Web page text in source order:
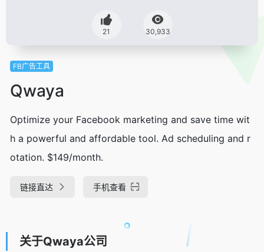
21 30,933
FB广告工具
Qwaya
Optimize your Facebook marketing and save time wit
h a powerful and affordable tool. Ad scheduling and r
otation. $149/month.
链接直达 手机查看
关于Qwaya公司